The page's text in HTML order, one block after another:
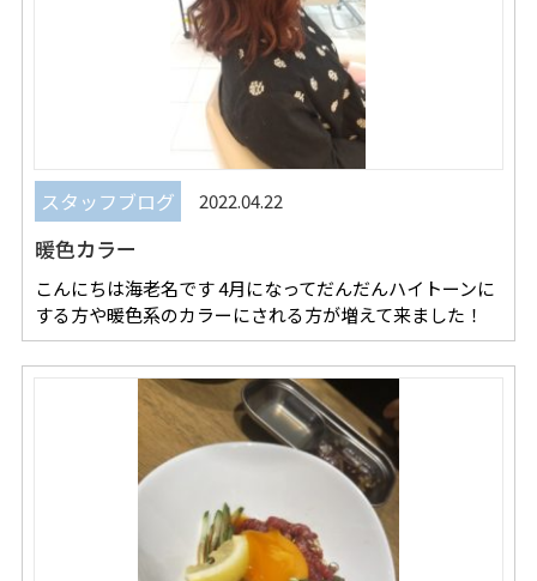
スタッフブログ 2022.04.22
暖色カラー
こんにちは海老名です 4月になってだんだんハイトーンに
する方や暖色系のカラーにされる方が増えて来ました！